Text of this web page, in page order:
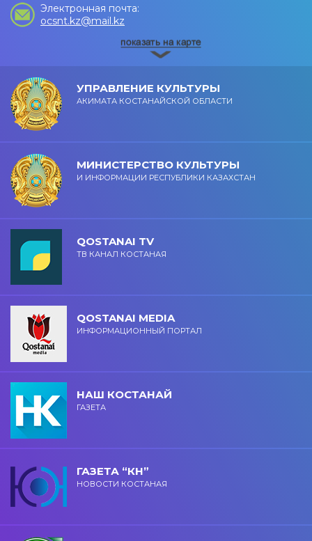
Электронная почта:
ocsnt.kz@mail.kz
УПРАВЛЕНИЕ КУЛЬТУРЫ
АКИМАТА КОСТАНАЙСКОЙ ОБЛАСТИ
МИНИСТЕРСТВО КУЛЬТУРЫ
И ИНФОРМАЦИИ РЕСПУБЛИКИ КАЗАХСТАН
QOSTANAI TV
ТВ КАНАЛ КОСТАНАЯ
QOSTANAI MEDIA
ИНФОРМАЦИОННЫЙ ПОРТАЛ
НАШ КОСТАНАЙ
ГАЗЕТА
ГАЗЕТА “КН”
НОВОСТИ КОСТАНАЯ